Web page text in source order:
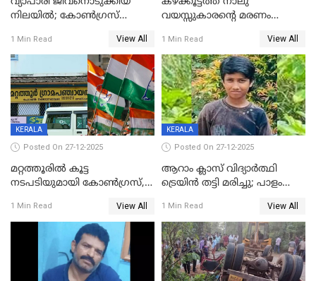
നിലയില്‍; കോണ്‍ഗ്രസ്
മാനസികപീഡനമെന്ന് കുറിപ്പ്
1 Min Read View All
വയസ്സുകാരന്റെ മരണം
സുഹൃത്തും പൊലീസ്
കസ്റ്റഡിയിൽ
1 Min Read View All
KERALA
Posted On 27-12-2025
മറ്റത്തൂരിൽ കൂട്ട
നടപടിയുമായി കോണ്‍ഗ്രസ്,
എട്ട് പേര്‍ ഉള്‍പ്പെടെ
പത്തുപേരെ പുറത്താക്കി,
ചൊവ്വന്നൂരിലും നടപടി
1 Min Read View All
KERALA
Posted On 27-12-2025
ആറാം ക്ലാസ് വിദ്യാർത്ഥി
ട്രെയിൻ തട്ടി മരിച്ചു; പാളം
അപകടം മലപ്പുറത്ത്
1 Min Read View All